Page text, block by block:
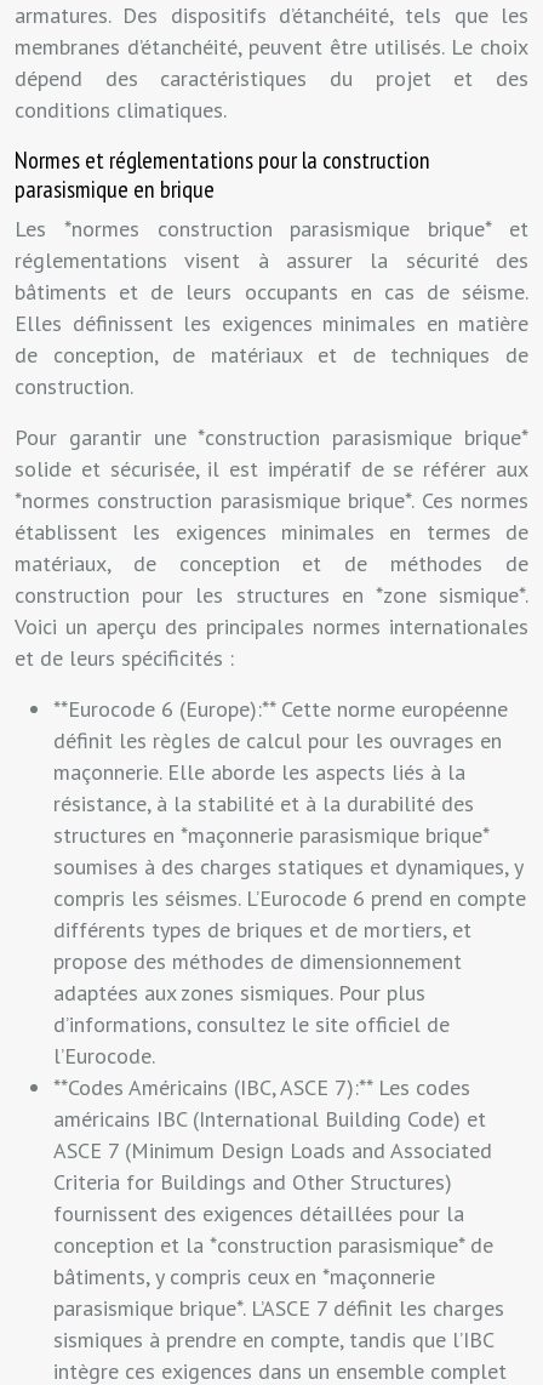
armatures. Des dispositifs d’étanchéité, tels que les
membranes d’étanchéité, peuvent être utilisés. Le choix
dépend des caractéristiques du projet et des
conditions climatiques.
Normes et réglementations pour la construction
parasismique en brique
Les *normes construction parasismique brique* et
réglementations visent à assurer la sécurité des
bâtiments et de leurs occupants en cas de séisme.
Elles définissent les exigences minimales en matière
de conception, de matériaux et de techniques de
construction.
Pour garantir une *construction parasismique brique*
solide et sécurisée, il est impératif de se référer aux
*normes construction parasismique brique*. Ces normes
établissent les exigences minimales en termes de
matériaux, de conception et de méthodes de
construction pour les structures en *zone sismique*.
Voici un aperçu des principales normes internationales
et de leurs spécificités :
**Eurocode 6 (Europe):** Cette norme européenne
définit les règles de calcul pour les ouvrages en
maçonnerie. Elle aborde les aspects liés à la
résistance, à la stabilité et à la durabilité des
structures en *maçonnerie parasismique brique*
soumises à des charges statiques et dynamiques, y
compris les séismes. L’Eurocode 6 prend en compte
différents types de briques et de mortiers, et
propose des méthodes de dimensionnement
adaptées aux zones sismiques. Pour plus
d’informations, consultez le site officiel de
l’Eurocode.
**Codes Américains (IBC, ASCE 7):** Les codes
américains IBC (International Building Code) et
ASCE 7 (Minimum Design Loads and Associated
Criteria for Buildings and Other Structures)
fournissent des exigences détaillées pour la
conception et la *construction parasismique* de
bâtiments, y compris ceux en *maçonnerie
parasismique brique*. L’ASCE 7 définit les charges
sismiques à prendre en compte, tandis que l’IBC
intègre ces exigences dans un ensemble complet